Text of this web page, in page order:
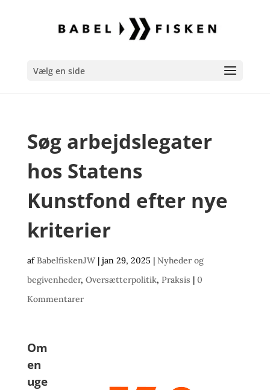
Vælg en side
Søg arbejdslegater
hos Statens
Kunstfond efter nye
kriterier
afBabelfiskenJW| jan 29, 2025 | Nyheder og
begivenheder, Oversætterpolitik, Praksis | 0
Kommentarer
Om
en
uge